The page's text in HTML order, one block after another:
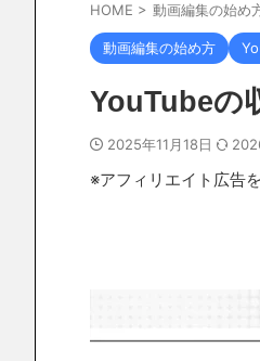
HOME > 動画編集の始め
動画編集の始め方
YouTubeの
2025年11月18日
※アフィリエイト広告